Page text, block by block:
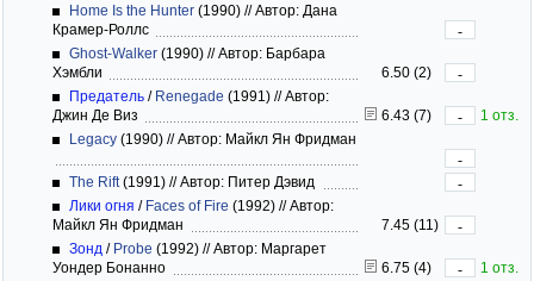
Home Is the Hunter (1990) //Автор: Дана
Крамер-Роллс
-
Ghost-Walker (1990) //Автор: Барбара
Хэмбли
6.50 (2)
-
Предатель / Renegade (1991) //Автор:
Джин Де Виз
6.43 (7) -
1 отз.
Legacy (1990) //Автор: Майкл Ян Фридман
-
The Rift(1991) //Автор: Питер Дэвид
-
Лики огня / Faces of Fire (1992) //Автор:
Майкл Ян Фридман
7.45 (11)
-
Зонд / Probe (1992) //Автор: Маргарет
Уондер Бонанно
6.75 (4) -
1 отз.